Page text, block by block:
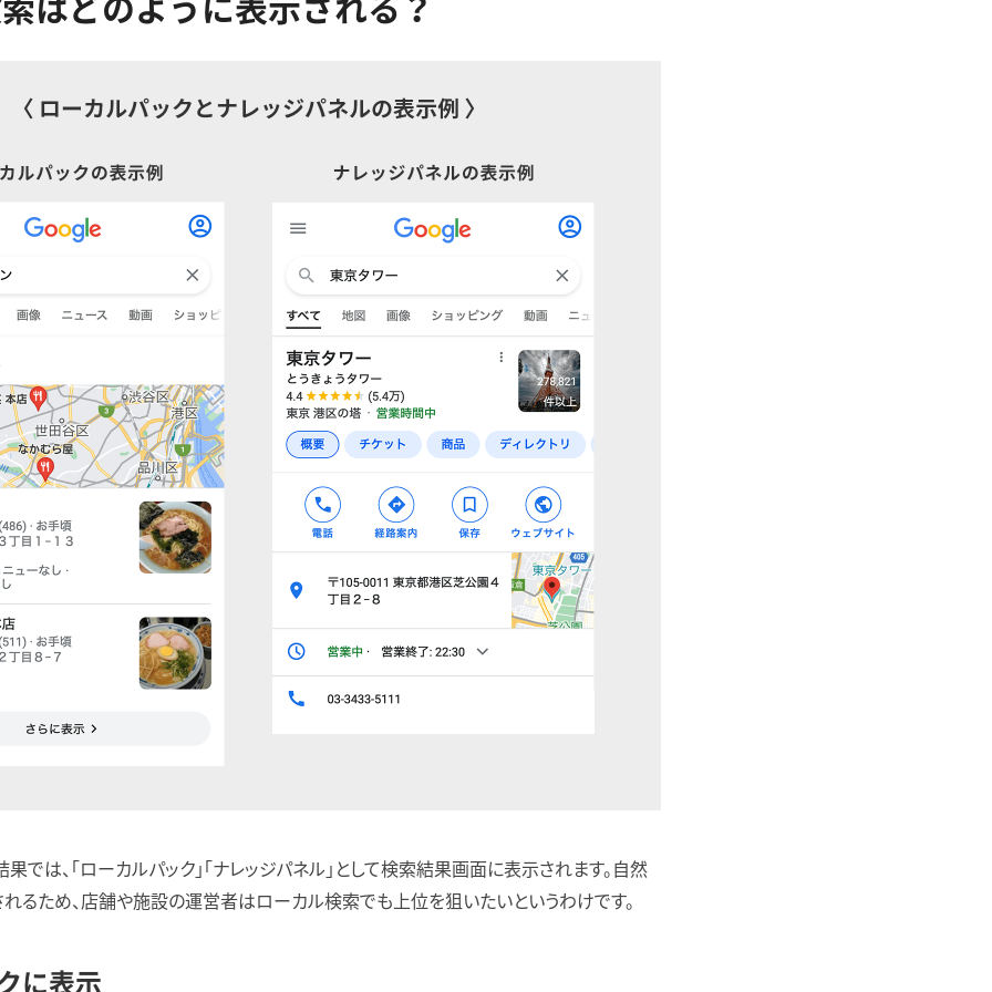
はどのように表示される？
では、「ローカルパック」「ナレッジパネル」として検索結果画面に表示されます。自然
るため、店舗や施設の運営者はローカル検索でも上位を狙いたいというわけです。
に表示